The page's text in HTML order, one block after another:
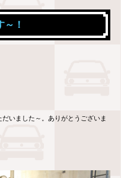
～！
いました～。ありがとうございま